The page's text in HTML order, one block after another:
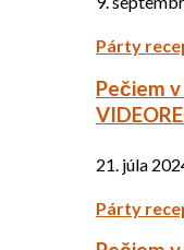
Párty
Pečiem
21. júla
Párty